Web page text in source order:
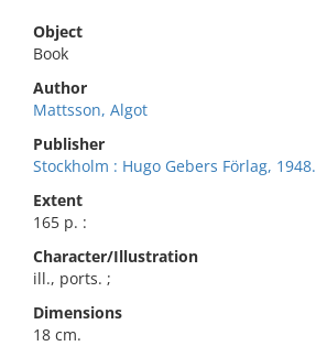
Object
Book
Author
Mattsson, Algot
Publisher
Stockholm : Hugo Gebers Förlag, 1948.
Extent
165 p. :
Character/Illustration
ill., ports. ;
Dimensions
18 cm.